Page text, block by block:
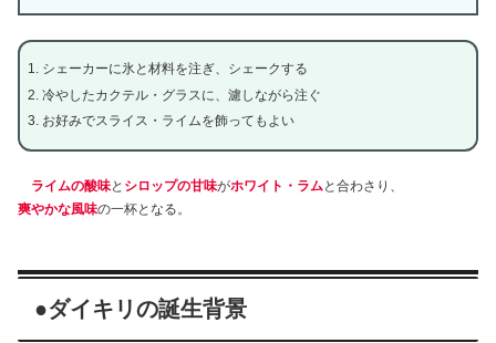
シェーカーに氷と材料を注ぎ、シェークする
冷やしたカクテル・グラスに、濾しながら注ぐ
お好みでスライス・ライムを飾ってもよい
ライムの酸味と シロップの甘味がホワイト・ラムと合わさり、
爽やかな風味の一杯となる。
●ダイキリの誕生背景